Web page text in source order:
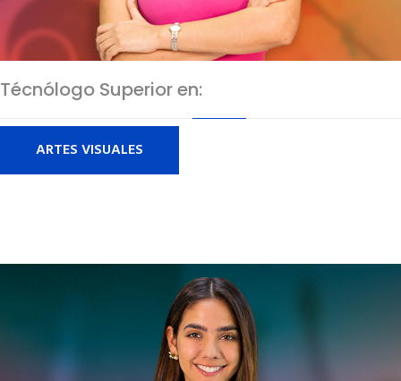
Técnólogo Superior en:
ARTES VISUALES